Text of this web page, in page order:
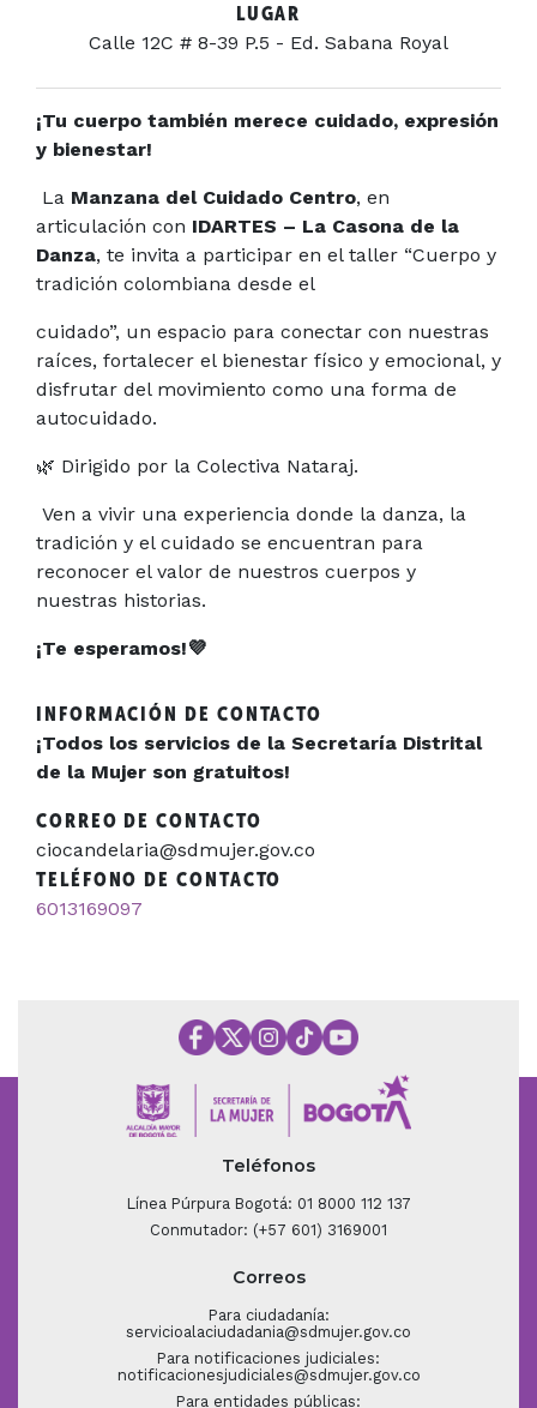
LUGAR
Calle 12C # 8-39 P.5 - Ed. Sabana Royal
¡Tu cuerpo también merece cuidado, expresión
y bienestar!
La Manzana del Cuidado Centro, en
articulación con IDARTES – La Casona de la
Danza, te invita a participar en el taller “Cuerpo y
tradición colombiana desde el
cuidado”, un espacio para conectar con nuestras
raíces, fortalecer el bienestar físico y emocional, y
disfrutar del movimiento como una forma de
autocuidado.
🌿 Dirigido por la Colectiva Nataraj.
Ven a vivir una experiencia donde la danza, la
tradición y el cuidado se encuentran para
reconocer el valor de nuestros cuerpos y
nuestras historias.
¡Te esperamos!💜
INFORMACIÓN DE CONTACTO
¡Todos los servicios de la Secretaría Distrital
de la Mujer son gratuitos!
CORREO DE CONTACTO
ciocandelaria@sdmujer.gov.co
TELÉFONO DE CONTACTO
6013169097
Teléfonos
Línea Púrpura Bogotá: 01 8000 112 137
Conmutador: (+57 601) 3169001
Correos
Para ciudadanía:
servicioalaciudadania@sdmujer.gov.co
Para notificaciones judiciales:
notificacionesjudiciales@sdmujer.gov.co
Para entidades públicas: